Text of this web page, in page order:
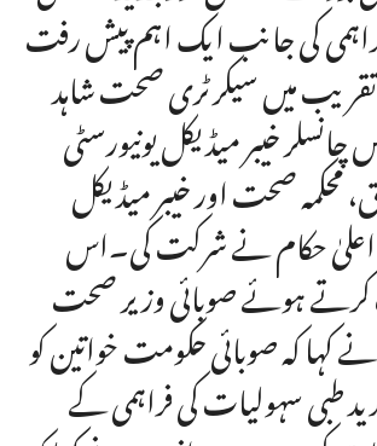
کی جانب ایک اہم پیش رفت
میں سیکرٹری صحت شاہد
خیبر میڈیکل یونیورسٹی
محکمہ صحت اور خیبر میڈیکل
اعلیٰ حکام نے شرکت کی۔اس
ہوئے صوبائی وزیر صحت
کہا کہ صوبائی حکومت خواتین کو
طبی سہولیات کی فراہمی کے